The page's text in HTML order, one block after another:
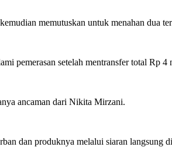
memutuskan untuk menahan dua
pemerasan setelah mentransfer total Rp
ancaman dari Nikita Mirzani.
dan produknya melalui siaran langsung